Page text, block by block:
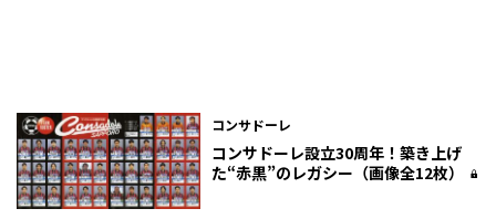
コンサドーレ
コンサドーレ設立30周年！築き上げ
た“赤黒”のレガシー（画像全12枚）